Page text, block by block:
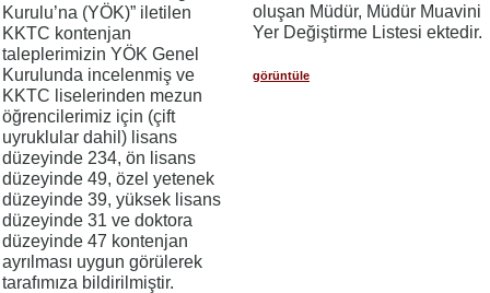
Kurulu’na (YÖK)” iletilen
KKTC kontenjan
taleplerimizin YÖK Genel
Kurulunda incelenmiş ve
KKTC liselerinden mezun
öğrencilerimiz için (çift
uyruklular dahil) lisans
düzeyinde 234, ön lisans
düzeyinde 49, özel yetenek
düzeyinde 39, yüksek lisans
düzeyinde 31 ve doktora
düzeyinde 47 kontenjan
ayrılması uygun görülerek
tarafımıza bildirilmiştir.
oluşan Müdür, Müdür Muavini
Yer Değiştirme Listesi ektedir.
görüntüle